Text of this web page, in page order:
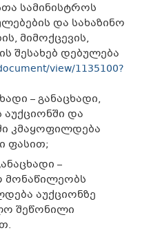
სამინისტროს
და სახაზინო
მიმოქცევის,
შესახებ დებულება
view/1135100?
– განაცხადი,
და
კმაყოფილდება
ფასით;
–
მონაწილეობს
აუქციონზე
შეწონილი